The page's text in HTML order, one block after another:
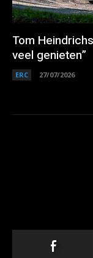
Tom
veel genieten”
ERC 27/07/2026